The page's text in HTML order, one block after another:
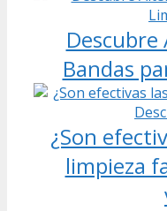
Bandas
¿Son
limpieza